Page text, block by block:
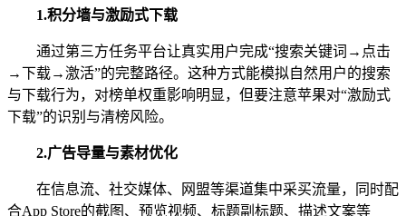
1.积分墙与激励式下载
通过第三方任务平台让真实用户完成“搜索关键词→点击
→下载→激活”的完整路径。这种方式能模拟自然用户的搜索
与下载行为，对榜单权重影响明显，但要注意苹果对“激励式
下载”的识别与清榜风险。
2.广告导量与素材优化
在信息流、社交媒体、网盟等渠道集中采买流量，同时配
合App Store的截图、预览视频、标题副标题、描述文案等